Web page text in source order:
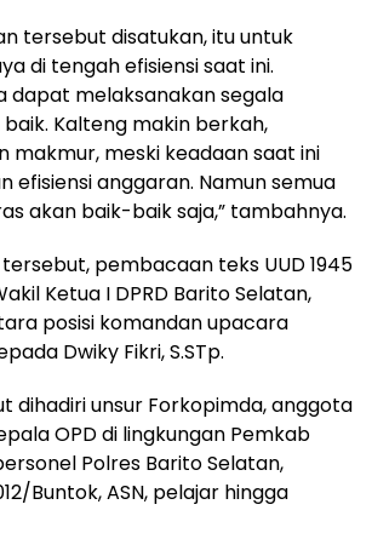
tersebut disatukan, itu untuk
di tengah efisiensi saat ini.
dapat melaksanakan segala
Kalteng makin berkah,
makmur, meski keadaan saat ini
efisiensi anggaran. Namun semua
akan baik-baik saja,” tambahnya.
pembacaan teks UUD 1945
Ketua I DPRD Barito Selatan,
posisi komandan upacara
Dwiky Fikri, S.STp.
dihadiri unsur Forkopimda, anggota
OPD di lingkungan Pemkab
Polres Barito Selatan,
Buntok, ASN, pelajar hingga